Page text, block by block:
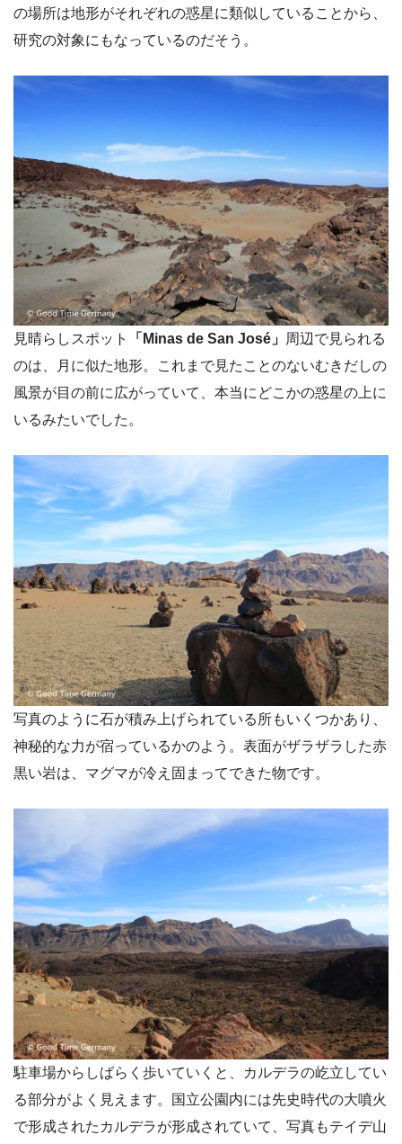
の場所は地形がそれぞれの惑星に類似していることから、
研究の対象にもなっているのだそう。
見晴らしスポット 「Minas de San José」 周辺で見られる
のは、月に似た地形。これまで見たことのないむきだしの
風景が目の前に広がっていて、本当にどこかの惑星の上に
いるみたいでした。
写真のように石が積み上げられている所もいくつかあり、
神秘的な力が宿っているかのよう。表面がザラザラした赤
黒い岩は、マグマが冷え固まってできた物です。
駐車場からしばらく歩いていくと、カルデラの屹立してい
る部分がよく見えます。国立公園内には先史時代の大噴火
で形成されたカルデラが形成されていて、写真もテイデ山